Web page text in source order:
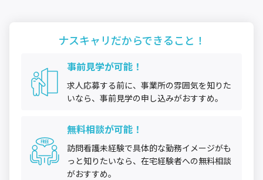
ナスキャリだからできること！
事前見学が可能！
求人応募する前に、事業所の雰囲気を知りた
いなら、事前見学の申し込みがおすすめ。
無料相談が可能！
訪問看護未経験で具体的な勤務イメージがも
っと知りたいなら、在宅経験者への無料相談
がおすすめ。